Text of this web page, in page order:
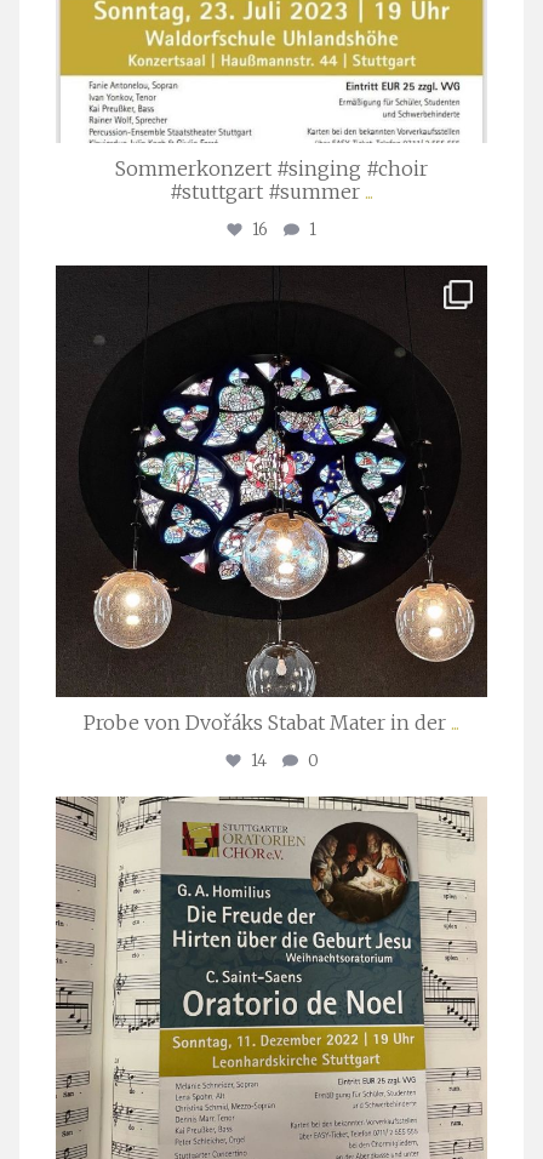
Sommerkonzert #singing #choir
#stuttgart #summer ...
16 1
Apr. 1
Probe von Dvořáks Stabat Mater in der ...
14 0
stuttgarter_oratorienchor
Nov. 29